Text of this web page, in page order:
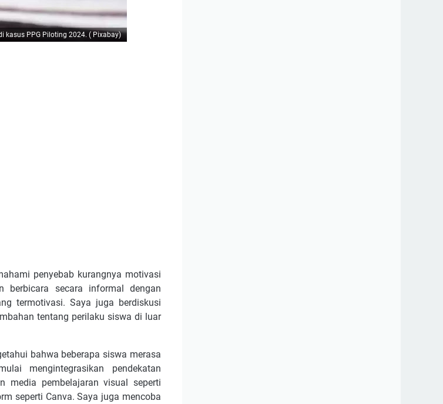
kasus PPG Piloting 2024. ( Pixabay)
penyebab kurangnya motivasi
berbicara secara informal dengan
termotivasi. Saya juga berdiskusi
tentang perilaku siswa di luar
bahwa beberapa siswa merasa
mengintegrasikan pendekatan
media pembelajaran visual seperti
seperti Canva. Saya juga mencoba